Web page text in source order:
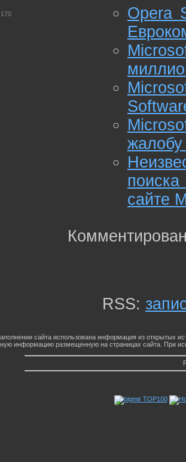
Opera
сайте
RSS:
сайта использована информация из открытых
информацию размещенную на страницах сайта. При